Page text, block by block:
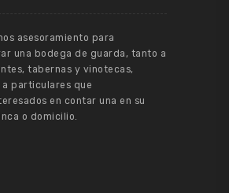
asesoramiento para
una bodega de guarda, tanto a
tabernas y vinotecas,
particulares que
en contar una en su
o domicilio.